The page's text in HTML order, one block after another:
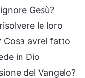
Gesù?
le loro
Cosa avrei fatto
in Dio
del Vangelo?